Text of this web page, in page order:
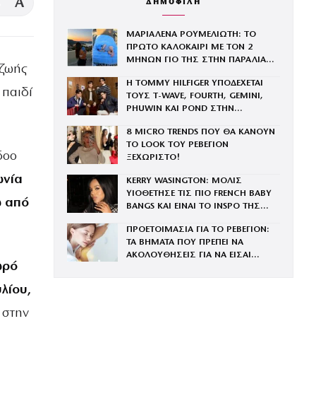
από
ΔΗΜΟΦΙΛΗ
ΜΑΡΙΑΛΕΝΑ ΡΟΥΜΕΛΙΩΤΗ: ΤΟ
ΠΡΩΤΟ ΚΑΛΟΚΑΙΡΙ ΜΕ ΤΟΝ 2
ΜΗΝΩΝ ΓΙΟ ΤΗΣ ΣΤΗΝ ΠΑΡΑΛΙΑ
Η TOMMY HILFIGER ΥΠΟΔΕΧΕΤΑΙ
ΤΟΥΣ Τ-WAVE, FOURTH, GEMINI,
PHUWIN ΚΑΙ POND ΣΤΗΝ
8 MICRO TRENDS ΠΟΥ ΘΑ ΚΑΝΟΥΝ
ΤΟ LOOK ΤΟΥ ΡΕΒΕΓΙΟΝ
ΞΕΧΩΡΙΣΤΟ!
KERRY WASINGTON: ΜΟΛΙΣ
ΥΙΟΘΕΤΗΣΕ ΤΙΣ ΠΙΟ FRENCH BABY
BANGS ΚΑΙ ΕΙΝΑΙ ΤΟ INSPO ΤΗΣ
ΠΡΟΕΤΟΙΜΑΣΙΑ ΓΙΑ ΤΟ ΡΕΒΕΓΙΟΝ:
ΤΑ ΒΗΜΑΤΑ ΠΟΥ ΠΡΕΠΕΙ ΝΑ
ΑΚΟΛΟΥΘΗΣΕΙΣ ΓΙΑ ΝΑ ΕΙΣΑΙ